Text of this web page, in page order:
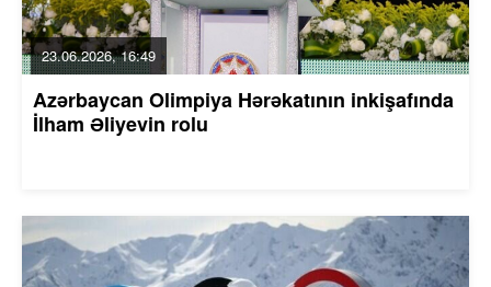
23.06.2026, 16:49
Azərbaycan Olimpiya Hərəkatının inkişafında
İlham Əliyevin rolu